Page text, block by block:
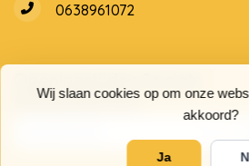
Wij slaan cookies op om onze
akkoord?
Ja
0638961072
Klantenservice